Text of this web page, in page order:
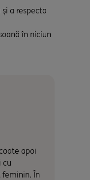
a respecta
în niciun
apoi
cu
feminin. În